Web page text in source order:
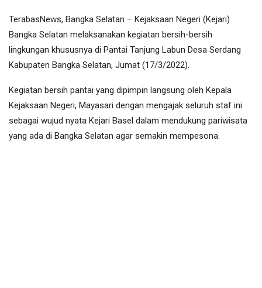
TerabasNews, Bangka Selatan – Kejaksaan Negeri (Kejari)
Bangka Selatan melaksanakan kegiatan bersih-bersih
lingkungan khususnya di Pantai Tanjung Labun Desa Serdang
Kabupaten Bangka Selatan, Jumat (17/3/2022).
Kegiatan bersih pantai yang dipimpin langsung oleh Kepala
Kejaksaan Negeri, Mayasari dengan mengajak seluruh staf ini
sebagai wujud nyata Kejari Basel dalam mendukung pariwisata
yang ada di Bangka Selatan agar semakin mempesona.